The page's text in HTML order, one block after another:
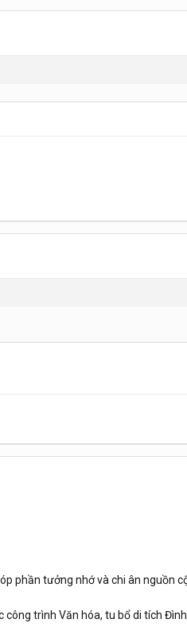
phần tưởng nhớ và chi ân nguồn
trình Văn hóa, tu bổ di tích